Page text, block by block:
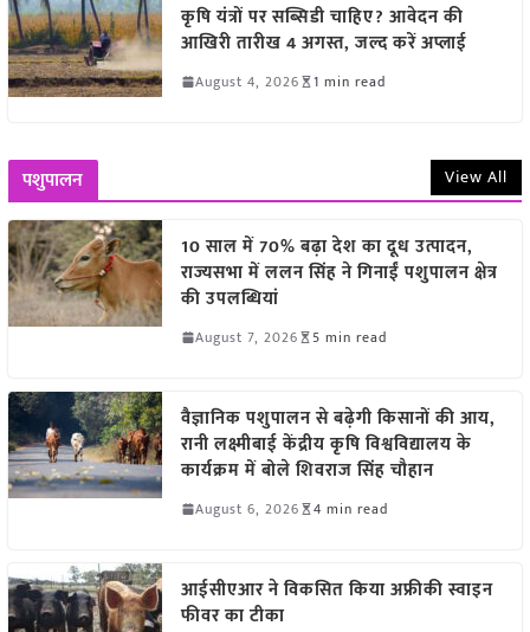
कृषि यंत्रों पर सब्सिडी चाहिए? आवेदन की
आखिरी तारीख 4 अगस्त, जल्द करें अप्लाई
August 4, 2026 1 min read
पशुपालन View All
10 साल में 70% बढ़ा देश का दूध उत्पादन,
राज्यसभा में ललन सिंह ने गिनाईं पशुपालन क्षेत्र
की उपलब्धियां
August 7, 2026 5 min read
वैज्ञानिक पशुपालन से बढ़ेगी किसानों की आय,
रानी लक्ष्मीबाई केंद्रीय कृषि विश्वविद्यालय के
कार्यक्रम में बोले शिवराज सिंह चौहान
August 6, 2026 4 min read
आईसीएआर ने विकसित किया अफ्रीकी स्वाइन
फीवर का टीका